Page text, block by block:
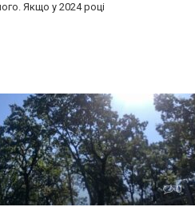
Якщо у 2024 році
0